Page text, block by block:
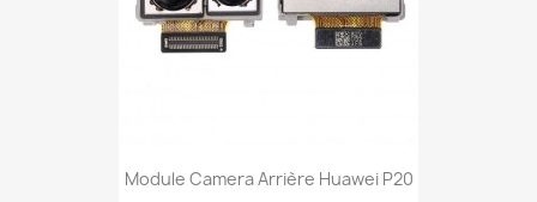
Module Camera Arrière Huawei P20